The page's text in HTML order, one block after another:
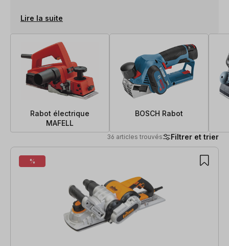
Lire la suite
Rabot électrique
MAFELL
BOSCH Rabot
36 articles trouvés Filtrer et trier
36 articles trouvés
%